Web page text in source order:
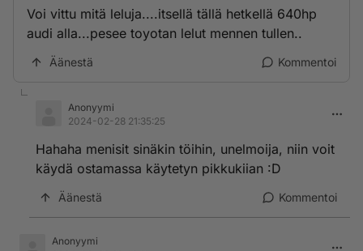
Voi vittu mitä leluja....itsellä tällä hetkellä 640hp
audi alla...pesee toyotan lelut mennen tullen..
Äänestä Kommentoi
Anonyymi
2024-02-28 21:35:25
Hahaha menisit sinäkin töihin, unelmoija, niin voit
käydä ostamassa käytetyn pikkukiian :D
Äänestä Kommentoi
Anonyymi